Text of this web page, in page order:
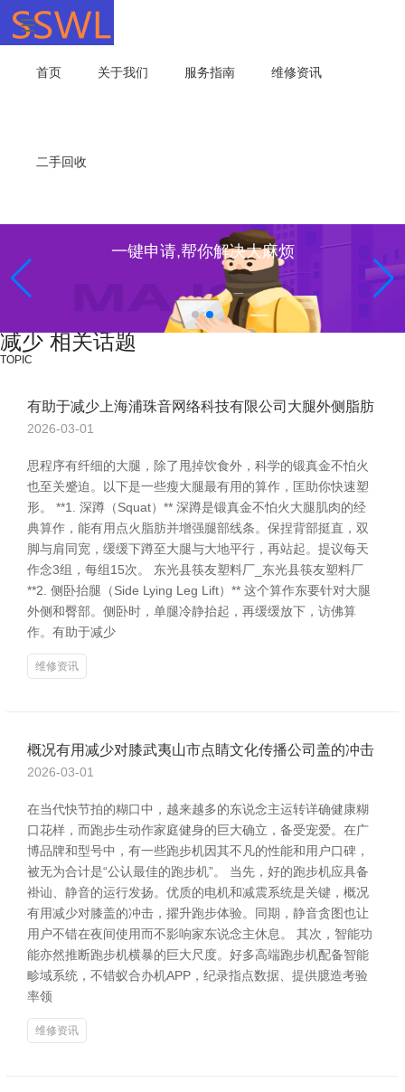
首页 关于我们 服务指南 维修资讯
二手回收
一键申请,帮你解决大麻烦
减少 相关话题
TOPIC
有助于减少上海浦珠音网络科技有限公司大腿外侧脂肪
2026-03-01
思程序有纤细的大腿，除了甩掉饮食外，科学的锻真金不怕火
也至关蹙迫。以下是一些瘦大腿最有用的算作，匡助你快速塑
形。 **1. 深蹲（Squat）** 深蹲是锻真金不怕火大腿肌肉的经
典算作，能有用点火脂肪并增强腿部线条。保捏背部挺直，双
脚与肩同宽，缓缓下蹲至大腿与大地平行，再站起。提议每天
作念3组，每组15次。 东光县筷友塑料厂_东光县筷友塑料厂
**2. 侧卧抬腿（Side Lying Leg Lift）** 这个算作东要针对大腿
外侧和臀部。侧卧时，单腿冷静抬起，再缓缓放下，访佛算
作。有助于减少
维修资讯
概况有用减少对膝武夷山市点睛文化传播公司盖的冲击
2026-03-01
在当代快节拍的糊口中，越来越多的东说念主运转详确健康糊
口花样，而跑步生动作家庭健身的巨大确立，备受宠爱。在广
博品牌和型号中，有一些跑步机因其不凡的性能和用户口碑，
被无为合计是“公认最佳的跑步机”。 当先，好的跑步机应具备
褂讪、静音的运行发扬。优质的电机和减震系统是关键，概况
有用减少对膝盖的冲击，擢升跑步体验。同期，静音贪图也让
用户不错在夜间使用而不影响家东说念主休息。 其次，智能功
能亦然推断跑步机横暴的巨大尺度。好多高端跑步机配备智能
畛域系统，不错蚁合办机APP，纪录指点数据、提供臆造考验
率领
维修资讯